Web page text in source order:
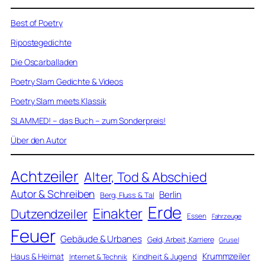
Best of Poetry
Ripostegedichte
Die Oscarballaden
Poetry Slam Gedichte & Videos
Poetry Slam meets Klassik
SLAMMED! – das Buch – zum Sonderpreis!
Über den Autor
Achtzeiler Alter, Tod & Abschied
Autor & Schreiben Berg, Fluss & Tal Berlin
Dutzendzeiler Einakter Erde Essen Fahrzeuge
Feuer Gebäude & Urbanes Geld, Arbeit, Karriere Grusel
Haus & Heimat Internet & Technik Kindheit & Jugend Krummzeiler